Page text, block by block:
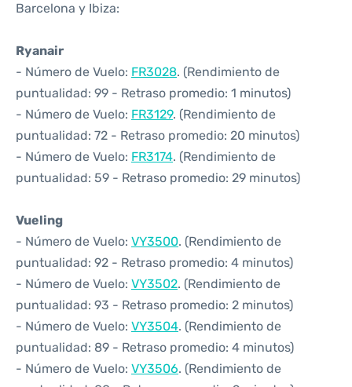
Barcelona y Ibiza:
Ryanair
- Número de Vuelo: FR3028. (Rendimiento de
puntualidad: 99 - Retraso promedio: 1 minutos)
- Número de Vuelo: FR3129. (Rendimiento de
puntualidad: 72 - Retraso promedio: 20 minutos)
- Número de Vuelo: FR3174. (Rendimiento de
puntualidad: 59 - Retraso promedio: 29 minutos)
Vueling
- Número de Vuelo: VY3500. (Rendimiento de
puntualidad: 92 - Retraso promedio: 4 minutos)
- Número de Vuelo: VY3502. (Rendimiento de
puntualidad: 93 - Retraso promedio: 2 minutos)
- Número de Vuelo: VY3504. (Rendimiento de
puntualidad: 89 - Retraso promedio: 4 minutos)
- Número de Vuelo: VY3506. (Rendimiento de